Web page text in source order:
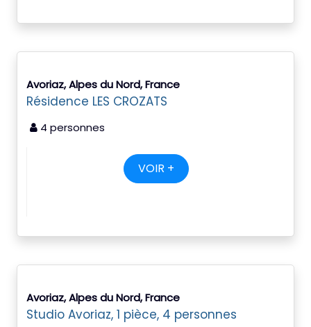
Avoriaz, Alpes du Nord, France
Résidence LES CROZATS
4 personnes
VOIR +
Avoriaz, Alpes du Nord, France
Studio Avoriaz, 1 pièce, 4 personnes